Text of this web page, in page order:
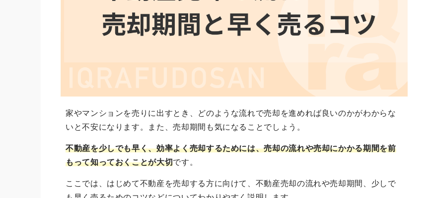
家やマンションを売りに出すとき、どのような流れで売却を進めれば良いのかがわからな
いと不安になります。また、売却期間も気になることでしょう。
不動産を少しでも早く、効率よく売却するためには、売却の流れや売却にかかる期間を前
もって知っておくことが大切です。
ここでは、はじめて不動産を売却する方に向けて、不動産売却の流れや売却期間、少しで